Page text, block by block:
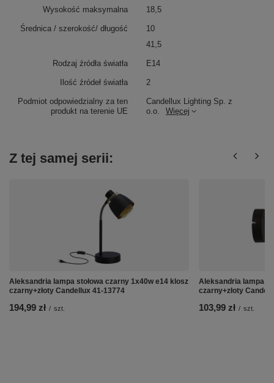
Podmiot odpowiedzialny za ten
produkt na terenie UE
Candellux Lighting Sp. z
o.o.
Więcej
Wysokość maksymalna 18,5
Średnica / szerokość/ długość
10
41,5
Rodzaj źródła światła E14
Ilość źródeł światła 2
Z tej samej serii:
Aleksandria lampa stołowa czarny 1x40w e14 klosz
czarny+złoty Candellux 41-13774
194,99 zł / szt.
Aleksandria lampa
czarny+złoty
103,99 zł / szt.